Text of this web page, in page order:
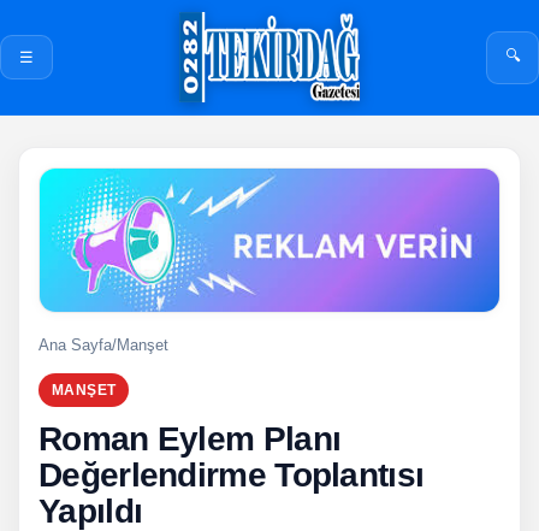
☰ 🔍
Ana Sayfa/Manşet
MANŞET
Roman Eylem Planı
Değerlendirme Toplantısı
Yapıldı